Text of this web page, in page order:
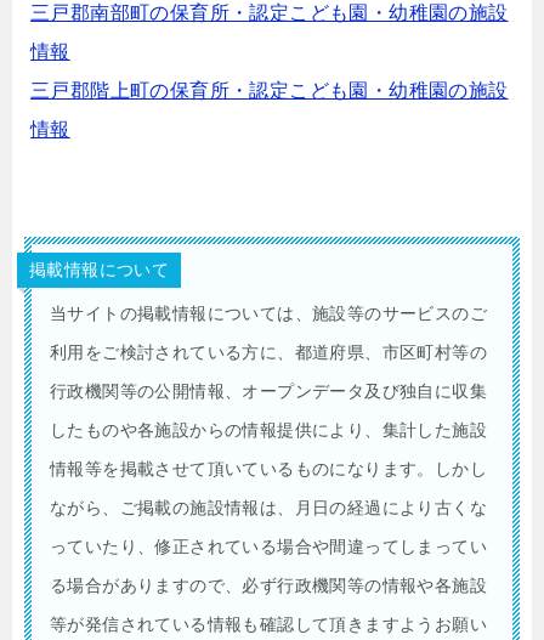
三戸郡南部町の保育所・認定こども園・幼稚園の施設
情報
三戸郡階上町の保育所・認定こども園・幼稚園の施設
情報
掲載情報について
当サイトの掲載情報については、施設等のサービスのご
利用をご検討されている方に、都道府県、市区町村等の
行政機関等の公開情報、オープンデータ及び独自に収集
したものや各施設からの情報提供により、集計した施設
情報等を掲載させて頂いているものになります。しかし
ながら、ご掲載の施設情報は、月日の経過により古くな
っていたり、修正されている場合や間違ってしまってい
る場合がありますので、必ず行政機関等の情報や各施設
等が発信されている情報も確認して頂きますようお願い